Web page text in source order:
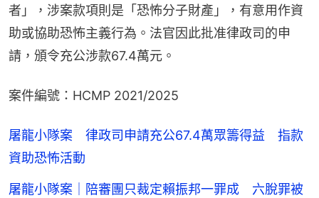
者」，涉案款項則是「恐怖分子財產」，有意用作資
助或協助恐怖主義行為。法官因此批准律政司的申
請，頒令充公涉款67.4萬元。
案件編號：HCMP 2021/2025
屠龍小隊案 律政司申請充公67.4萬眾籌得益 指款
資助恐怖活動
屠龍小隊案｜陪審團只裁定賴振邦一罪成 六脫罪被